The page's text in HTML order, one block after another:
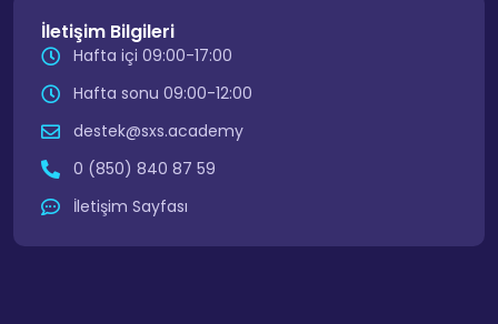
İletişim Bilgileri
Hafta içi 09:00-17:00
Hafta sonu 09:00-12:00
destek@sxs.academy
0 (850) 840 87 59
İletişim Sayfası